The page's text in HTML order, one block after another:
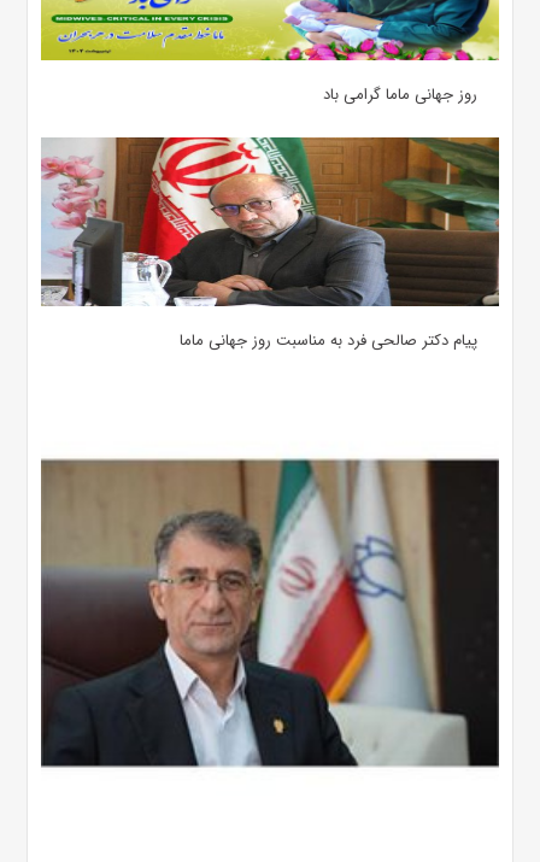
روز جهانی ماما گرامی باد
پیام دکتر صالحی فرد به مناسبت روز جهانی ماما